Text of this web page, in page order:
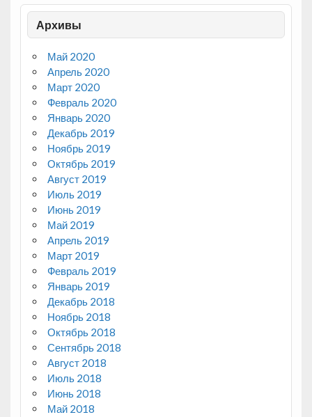
Архивы
Май 2020
Апрель 2020
Март 2020
Февраль 2020
Январь 2020
Декабрь 2019
Ноябрь 2019
Октябрь 2019
Август 2019
Июль 2019
Июнь 2019
Май 2019
Апрель 2019
Март 2019
Февраль 2019
Январь 2019
Декабрь 2018
Ноябрь 2018
Октябрь 2018
Сентябрь 2018
Август 2018
Июль 2018
Июнь 2018
Май 2018